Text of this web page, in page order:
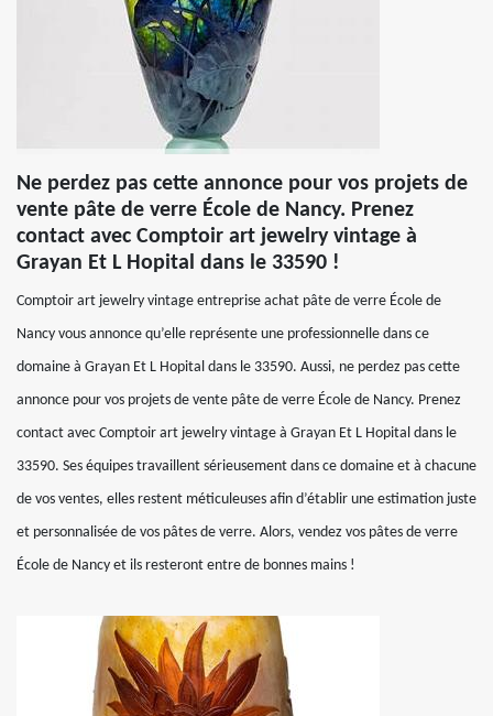
Ne perdez pas cette annonce pour vos projets de
vente pâte de verre École de Nancy. Prenez
contact avec Comptoir art jewelry vintage à
Grayan Et L Hopital dans le 33590 !
Comptoir art jewelry vintage entreprise achat pâte de verre École de
Nancy vous annonce qu’elle représente une professionnelle dans ce
domaine à Grayan Et L Hopital dans le 33590. Aussi, ne perdez pas cette
annonce pour vos projets de vente pâte de verre École de Nancy. Prenez
contact avec Comptoir art jewelry vintage à Grayan Et L Hopital dans le
33590. Ses équipes travaillent sérieusement dans ce domaine et à chacune
de vos ventes, elles restent méticuleuses afin d’établir une estimation juste
et personnalisée de vos pâtes de verre. Alors, vendez vos pâtes de verre
École de Nancy et ils resteront entre de bonnes mains !